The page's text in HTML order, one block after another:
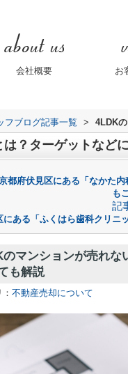
会社概要 お
フブログ記事一覧 > 4LDK
？ターゲットなど
都府伏見区にある「なかた
も
記
にある「ふくはら歯科クリニ
のマンションが売れな
も解説
不動産売却について